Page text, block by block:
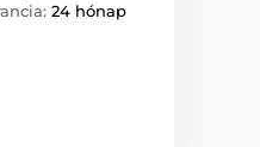
24 hónap